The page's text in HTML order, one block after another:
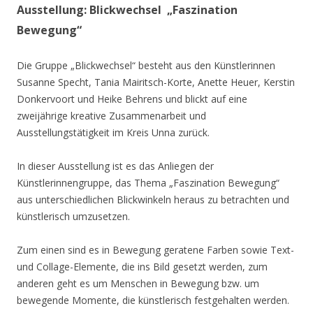
Ausstellung: Blickwechsel „Faszination
Bewegung“
Die Gruppe „Blickwechsel“ besteht aus den Künstlerinnen
Susanne Specht, Tania Mairitsch-Korte, Anette Heuer, Kerstin
Donkervoort und Heike Behrens und blickt auf eine
zweijährige kreative Zusammenarbeit und
Ausstellungstätigkeit im Kreis Unna zurück.
In dieser Ausstellung ist es das Anliegen der
Künstlerinnengruppe, das Thema „Faszination Bewegung“
aus unterschiedlichen Blickwinkeln heraus zu betrachten und
künstlerisch umzusetzen.
Zum einen sind es in Bewegung geratene Farben sowie Text-
und Collage-Elemente, die ins Bild gesetzt werden, zum
anderen geht es um Menschen in Bewegung bzw. um
bewegende Momente, die künstlerisch festgehalten werden.